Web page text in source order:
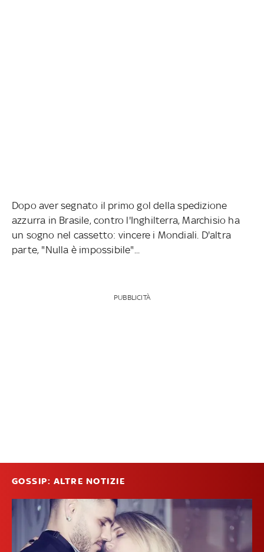
Dopo aver segnato il primo gol della spedizione
azzurra in Brasile, contro l'Inghilterra, Marchisio ha
un sogno nel cassetto: vincere i Mondiali. D'altra
parte, "Nulla è impossibile"...
PUBBLICITÀ
GOSSIP: ALTRE NOTIZIE